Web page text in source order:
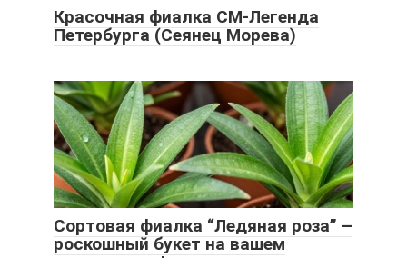
Красочная фиалка СМ-Легенда
Петербурга (Сеянец Морева)
Сортовая фиалка “Ледяная роза” –
роскошный букет на вашем